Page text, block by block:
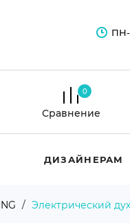
ПН-
Сравнение
0
ДИЗАЙНЕРАМ
Электрический